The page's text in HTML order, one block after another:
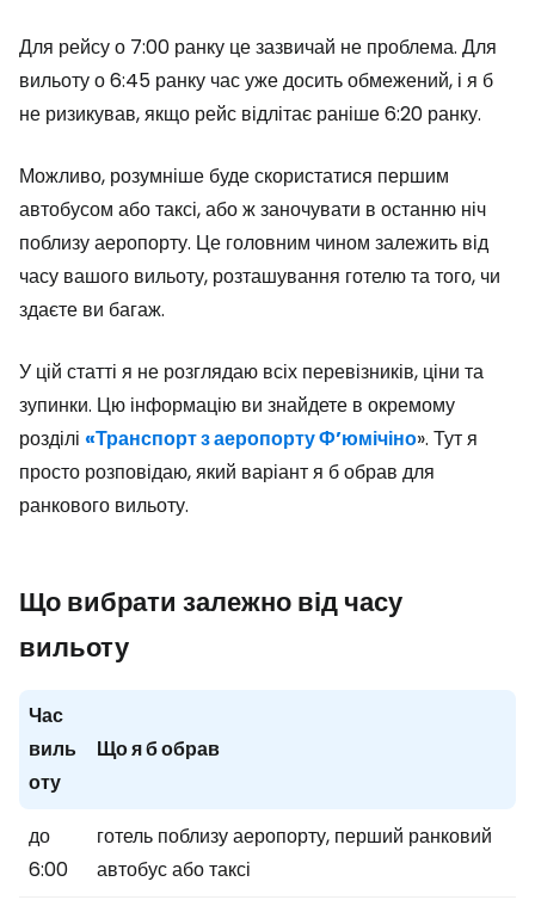
Для рейсу о 7:00 ранку це зазвичай не проблема. Для
вильоту о 6:45 ранку час уже досить обмежений, і я б
не ризикував, якщо рейс відлітає раніше 6:20 ранку.
Можливо, розумніше буде скористатися першим
автобусом або таксі, або ж заночувати в останню ніч
поблизу аеропорту. Це головним чином залежить від
часу вашого вильоту, розташування готелю та того, чи
здаєте ви багаж.
У цій статті я не розглядаю всіх перевізників, ціни та
зупинки. Цю інформацію ви знайдете в окремому
розділі «Транспорт з аеропорту Ф’юмічіно». Тут я
просто розповідаю, який варіант я б обрав для
ранкового вильоту.
Що вибрати залежно від часу
вильоту
Час
виль
оту
Що я б обрав
до
6:00
готель поблизу аеропорту, перший ранковий
автобус або таксі